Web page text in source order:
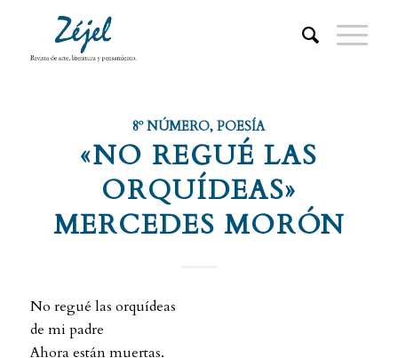
8º NÚMERO,POESÍA
«NO REGUÉ LAS
ORQUÍDEAS»
MERCEDES MORÓN
No regué las orquídeas
de mi padre
Ahora están muertas.